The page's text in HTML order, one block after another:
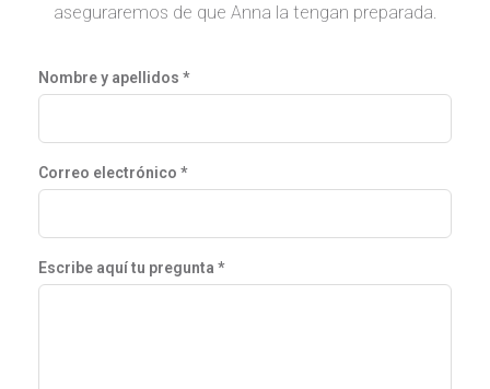
aseguraremos de que Anna la tengan preparada.
Nombre y apellidos *
Correo electrónico *
Escribe aquí tu pregunta *